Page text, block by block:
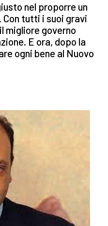
nel proporre un
Con tutti i suoi gravi
migliore governo
E ora, dopo la
ogni bene al Nuovo